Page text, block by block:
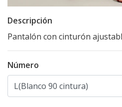
Descripción
Pantalón con cinturón
Número